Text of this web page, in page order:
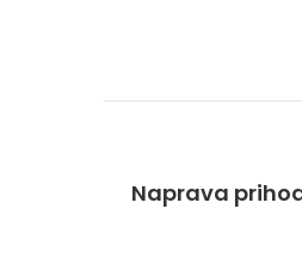
Naprava